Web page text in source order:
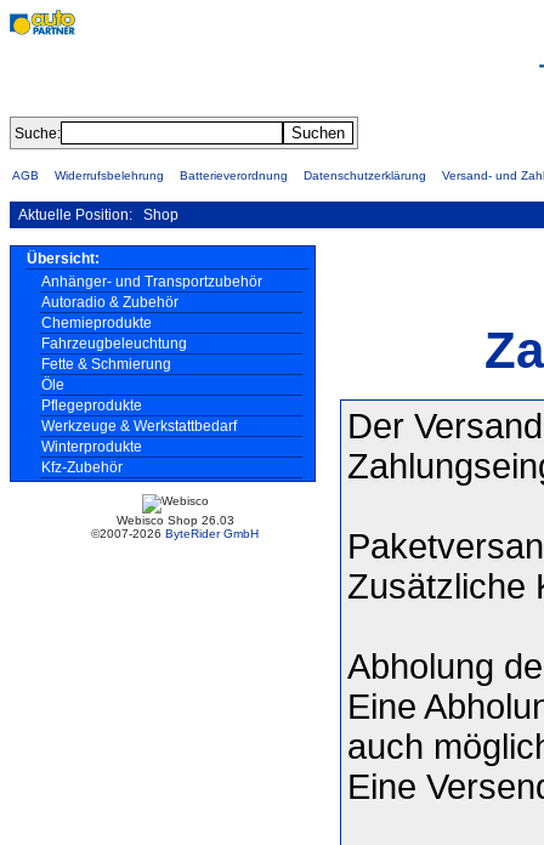
Suche:
AGB Widerrufsbelehrung Batterieverordnung Datenschutzerklärung Versand- und
Aktuelle Position: Shop
Übersicht:
Anhänger- und Transportzubehör
Autoradio & Zubehör
Chemieprodukte
Fahrzeugbeleuchtung
Fette & Schmierung
Öle
Pflegeprodukte
Werkzeuge & Werkstattbedarf
Winterprodukte
Kfz-Zubehör
Webisco Shop 26.03
©2007-2026 ByteRider GmbH
Der
Zusätzliche
Abholung
Eine
auch
Eine